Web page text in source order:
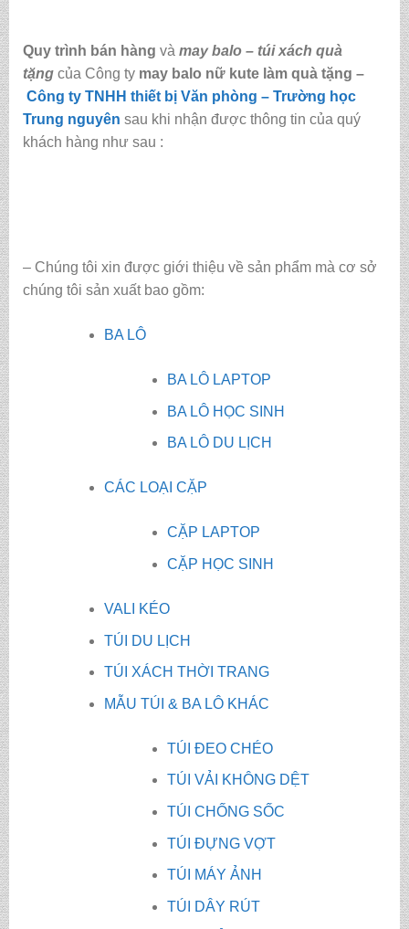
Quy trình bán hàng và may balo – túi xách quà
tặng của Công ty may balo nữ kute làm quà tặng –
Công ty TNHH thiết bị Văn phòng – Trường học
Trung nguyên sau khi nhận được thông tin của quý
khách hàng như sau :
– Chúng tôi xin được giới thiệu về sản phẩm mà cơ sở
chúng tôi sản xuất bao gồm:
BA LÔ
BA LÔ LAPTOP
BA LÔ HỌC SINH
BA LÔ DU LỊCH
CÁC LOẠI CẶP
CẶP LAPTOP
CẶP HỌC SINH
VALI KÉO
TÚI DU LỊCH
TÚI XÁCH THỜI TRANG
MẪU TÚI & BA LÔ KHÁC
TÚI ĐEO CHÉO
TÚI VẢI KHÔNG DỆT
TÚI CHỐNG SỐC
TÚI ĐỰNG VỢT
TÚI MÁY ẢNH
TÚI DÂY RÚT